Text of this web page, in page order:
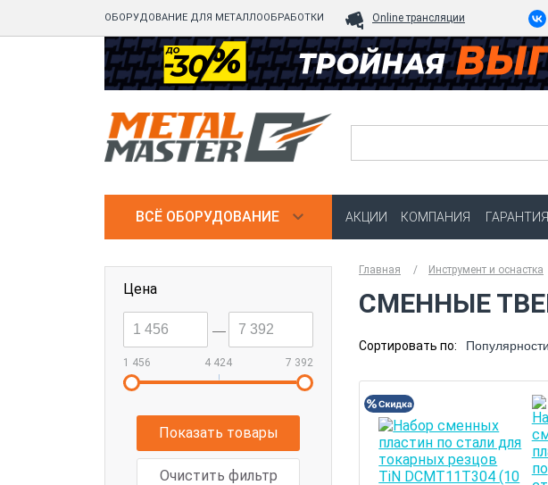
ОБОРУДОВАНИЕ ДЛЯ МЕТАЛЛООБРАБОТКИ Online трансляции
ВСЁ ОБОРУДОВАНИЕ АКЦИИ КОМПАНИЯ ГАРАНТИЯ
Цена
4 424
1 456 7 392
Показать товары
Очистить фильтр
Главная Инструмент и оснастка
СМЕННЫЕ
Сортировать по: Популярности